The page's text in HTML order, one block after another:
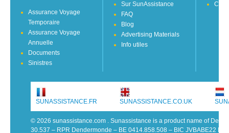
Assurance Voyage
Temporaire
Assurance Voyage
Annuelle
Documents
Sinistres
Sur SunAssistance
FAQ
Blog
Advertising Materials
Info utiles
SUNASSISTANCE.FR SUNASSISTANCE.CO.UK
© 2026 sunassistance.com . Sunassistance is a product name of De
30.537 – RPR Dendermonde – BE 0414.858.508 – BIC JVBABE22